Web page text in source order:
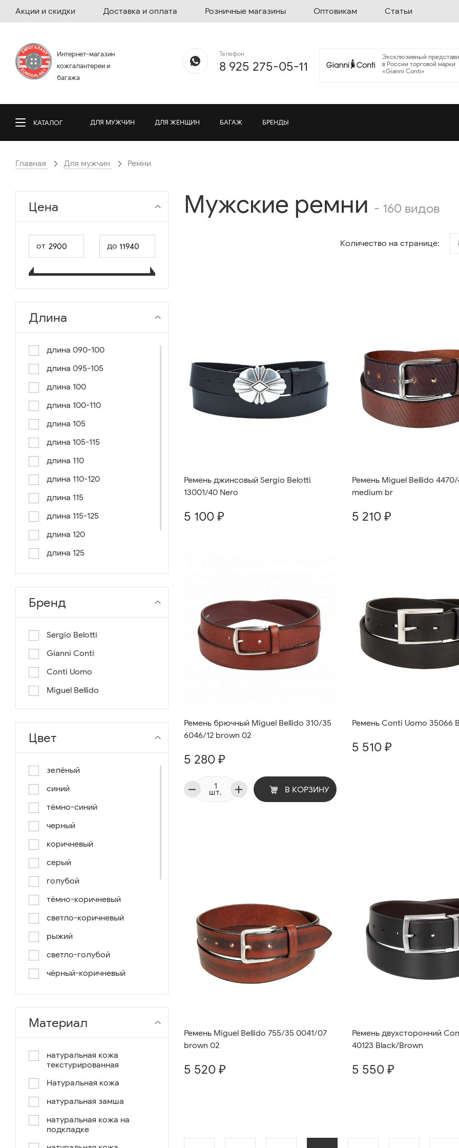
Акции и скидки Доставка и оплата Розничные магазины Оптовикам Статьи
Интернет-магазин
кожгалантереи и
багажа
Телефон
8 925 275-05-11
Эксклюзивный
в России торговой марки
«Gianni Conti»
КАТАЛОГ ДЛЯ МУЖЧИН ДЛЯ ЖЕНЩИН БАГАЖ БРЕНДЫ
Главная Для мужчин Ремни
Цена
от до
Длина
длина 090-100
длина 095-105
длина 100
длина 100-110
длина 105
длина 105-115
длина 110
длина 110-120
длина 115
длина 115-125
длина 120
длина 125
длина 130
длина 135
Бренд
Sergio Belotti
Gianni Conti
Conti Uomo
Miguel Bellido
Цвет
зелёный
синий
тёмно-синий
черный
коричневый
серый
голубой
тёмно-коричневый
светло-коричневый
рыжий
светло-голубой
чёрный-коричневый
чёрный-синий
комбинированный
коричнево-зеленый
коричневый/светло-
оранж, зеленый, голубой
синий/черный
Материал
натуральная кожа
текстурированная
Натуральная кожа
натуральная замша
натуральная кожа на
подкладке
Мужские ремни - 160 видов
Количество на странице:
Ремень джинсовый Sergio Belotti
13001/40 Nero
5 100 ₽
Ремень Miguel Bellido
medium br
5 210 ₽
Ремень брючный Miguel Bellido 310/35
6046/12 brown 02
5 280 ₽
шт. В КОРЗИНУ
Ремень Conti Uomo 35066
5 510 ₽
Ремень Miguel Bellido 755/35 0041/07
brown 02
5 520 ₽
Ремень двухсторонний
40123 Black/Brown
5 550 ₽